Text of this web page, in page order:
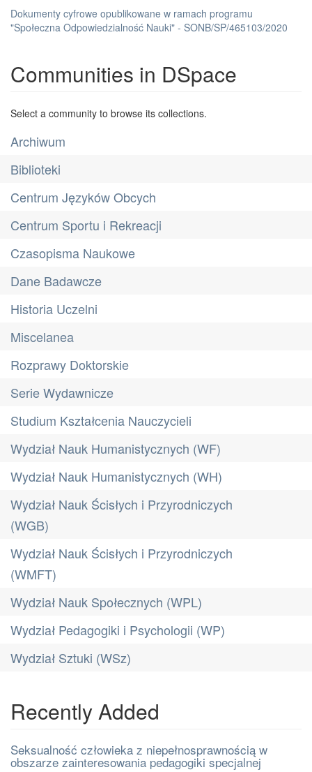
Dokumenty cyfrowe opublikowane w ramach programu
"Społeczna Odpowiedzialność Nauki" - SONB/SP/465103/2020
Communities in DSpace
Select a community to browse its collections.
Archiwum
Biblioteki
Centrum Języków Obcych
Centrum Sportu i Rekreacji
Czasopisma Naukowe
Dane Badawcze
Historia Uczelni
Miscelanea
Rozprawy Doktorskie
Serie Wydawnicze
Studium Kształcenia Nauczycieli
Wydział Nauk Humanistycznych (WF)
Wydział Nauk Humanistycznych (WH)
Wydział Nauk Ścisłych i Przyrodniczych
(WGB)
Wydział Nauk Ścisłych i Przyrodniczych
(WMFT)
Wydział Nauk Społecznych (WPL)
Wydział Pedagogiki i Psychologii (WP)
Wydział Sztuki (WSz)
Recently Added
Seksualność człowieka z niepełnosprawnością w
obszarze zainteresowania pedagogiki specjalnej